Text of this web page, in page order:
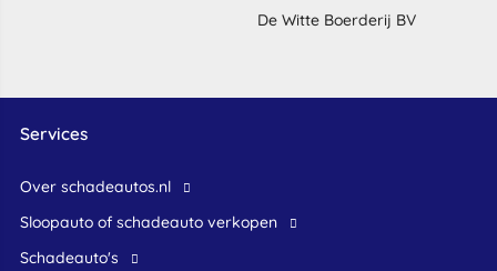
De Witte Boerderij BV
Services
Over schadeautos.nl
Sloopauto of schadeauto verkopen
Schadeauto's